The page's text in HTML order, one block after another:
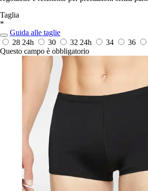
Taglia
*
Guida alle taglie
28 24h 30 32 24h 34 36
Questo campo è obbligatorio